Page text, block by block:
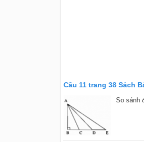
Câu 11 trang 38 Sách
So sánh